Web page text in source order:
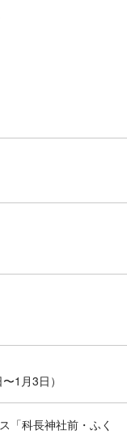
1月3日）
「科長神社前・ふく